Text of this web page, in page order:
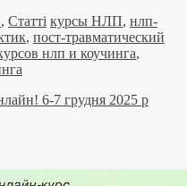
, Статті курсы НЛП, нлп-
, пост-травматический
нлп и коучинга,
6-7 грудня 2025 р